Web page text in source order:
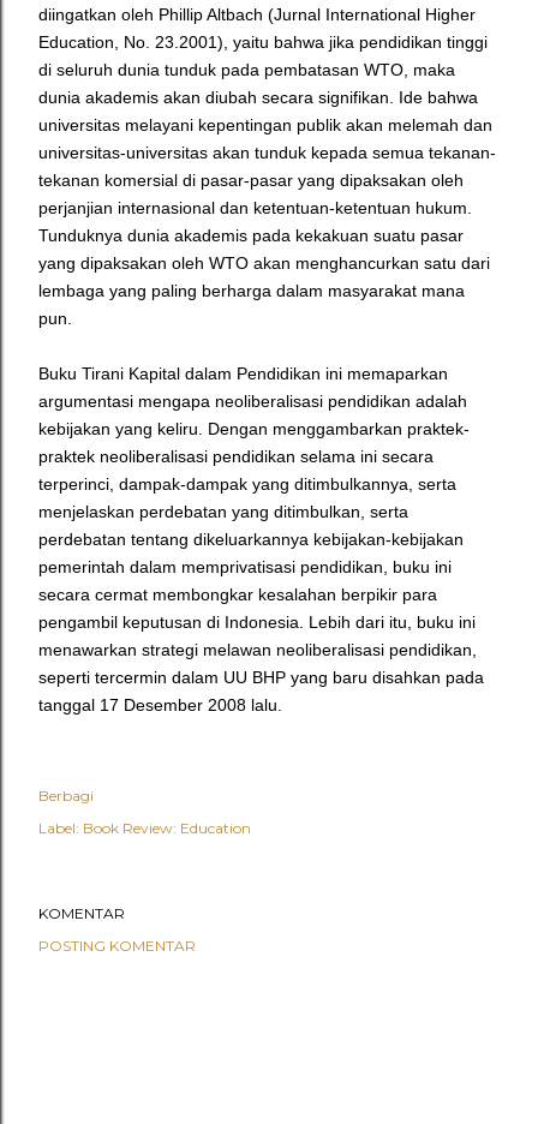
diingatkan oleh Phillip Altbach (Jurnal International Higher
Education, No. 23.2001), yaitu bahwa jika pendidikan tinggi
di seluruh dunia tunduk pada pembatasan WTO, maka
dunia akademis akan diubah secara signifikan. Ide bahwa
universitas melayani kepentingan publik akan melemah dan
universitas-universitas akan tunduk kepada semua tekanan-
tekanan komersial di pasar-pasar yang dipaksakan oleh
perjanjian internasional dan ketentuan-ketentuan hukum.
Tunduknya dunia akademis pada kekakuan suatu pasar
yang dipaksakan oleh WTO akan menghancurkan satu dari
lembaga yang paling berharga dalam masyarakat mana
pun.
Buku Tirani Kapital dalam Pendidikan ini memaparkan
argumentasi mengapa neoliberalisasi pendidikan adalah
kebijakan yang keliru. Dengan menggambarkan praktek-
praktek neoliberalisasi pendidikan selama ini secara
terperinci, dampak-dampak yang ditimbulkannya, serta
menjelaskan perdebatan yang ditimbulkan, serta
perdebatan tentang dikeluarkannya kebijakan-kebijakan
pemerintah dalam memprivatisasi pendidikan, buku ini
secara cermat membongkar kesalahan berpikir para
pengambil keputusan di Indonesia. Lebih dari itu, buku ini
menawarkan strategi melawan neoliberalisasi pendidikan,
seperti tercermin dalam UU BHP yang baru disahkan pada
tanggal 17 Desember 2008 lalu.
Berbagi
Label: Book Review: Education
KOMENTAR
POSTING KOMENTAR